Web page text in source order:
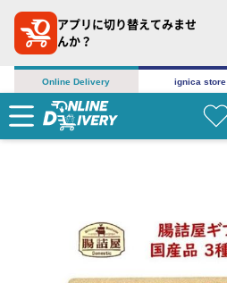
アプリに切り替えてみませ
んか？
Online Delivery ignica store